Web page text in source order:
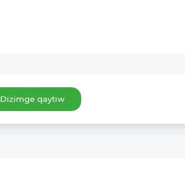
Dizimge qaytıw